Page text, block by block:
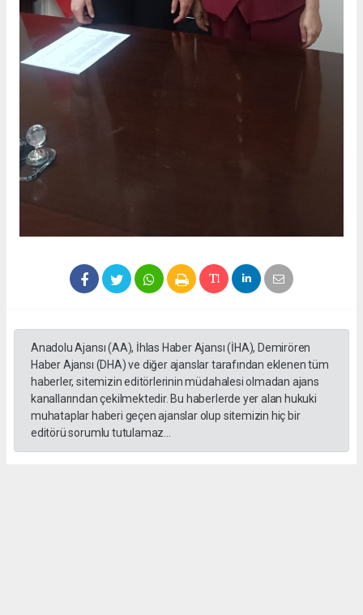
Anadolu Ajansı (AA), İhlas Haber Ajansı (İHA), Demirören
Haber Ajansı (DHA) ve diğer ajanslar tarafından eklenen tüm
haberler, sitemizin editörlerinin müdahalesi olmadan ajans
kanallarından çekilmektedir. Bu haberlerde yer alan hukuki
muhataplar haberi geçen ajanslar olup sitemizin hiç bir
editörü sorumlu tutulamaz...